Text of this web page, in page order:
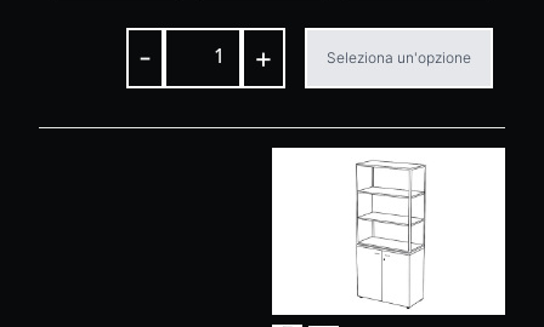
- + Seleziona un'opzione